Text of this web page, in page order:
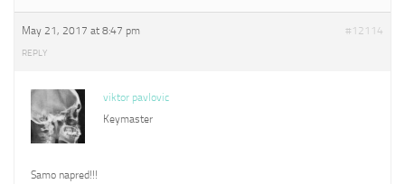
May 21, 2017 at 8:47 pm #12114
REPLY
viktor pavlovic
Keymaster
Samo napred!!!